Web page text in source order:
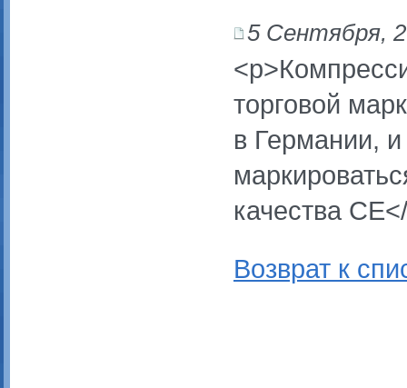
5 Сентября,
торговой
в Германии,
качества
Возврат к